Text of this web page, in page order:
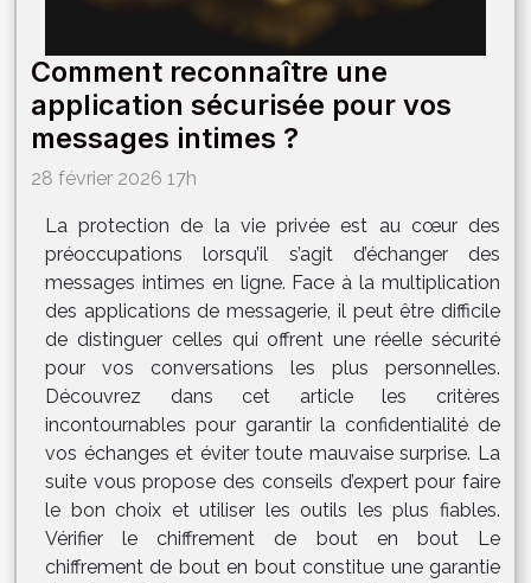
Comment reconnaître une
application sécurisée pour vos
messages intimes ?
28 février 2026 17h
La protection de la vie privée est au cœur des
préoccupations lorsqu’il s’agit d’échanger des
messages intimes en ligne. Face à la multiplication
des applications de messagerie, il peut être difficile
de distinguer celles qui offrent une réelle sécurité
pour vos conversations les plus personnelles.
Découvrez dans cet article les critères
incontournables pour garantir la confidentialité de
vos échanges et éviter toute mauvaise surprise. La
suite vous propose des conseils d’expert pour faire
le bon choix et utiliser les outils les plus fiables.
Vérifier le chiffrement de bout en bout Le
chiffrement de bout en bout constitue une garantie